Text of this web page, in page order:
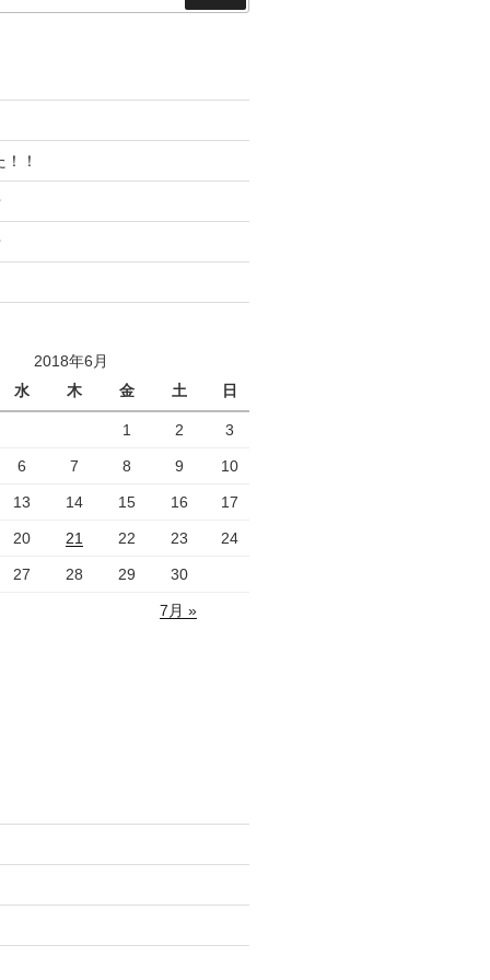
索
！
2018年6月
水
木 金 土 日
1 2 3
6 7 8 9 10
13 14 15 16 17
20 21 22 23 24
27 28 29 30
7月 »